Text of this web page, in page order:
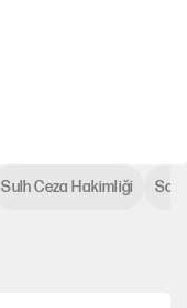
Sulh Ceza Hakimliği